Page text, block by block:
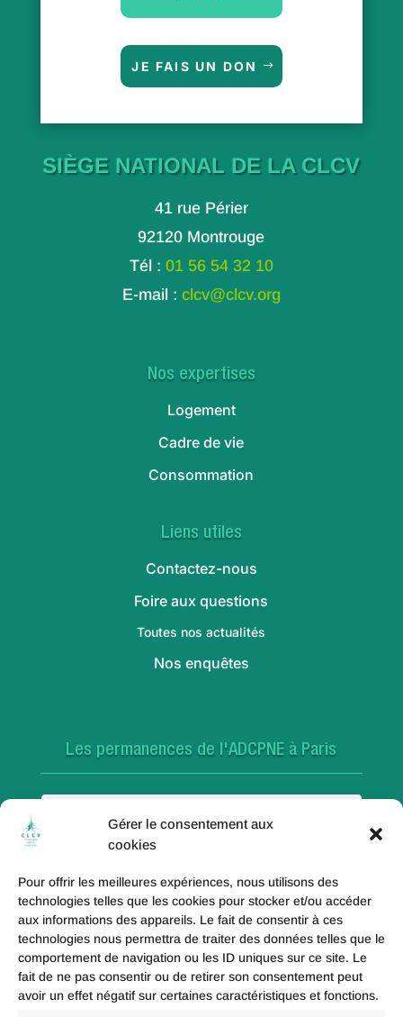
Gérer le consentement aux
cookies
Pour offrir les meilleures expériences, nous utilisons des
technologies telles que les cookies pour stocker et/ou accéder
aux informations des appareils. Le fait de consentir à ces
technologies nous permettra de traiter des données telles que le
comportement de navigation ou les ID uniques sur ce site. Le
fait de ne pas consentir ou de retirer son consentement peut
avoir un effet négatif sur certaines caractéristiques et fonctions.
JE FAIS UN DON
SIÈGE NATIONAL DE LA CLCV
41 rue Périer
92120 Montrouge
Tél : 01 56 54 32 10
E-mail : clcv@clcv.org
Nos expertises
Logement
Cadre de vie
Consommation
Liens utiles
Contactez-nous
Foire aux questions
Toutes nos actualités
Nos enquêtes
Les permanences de l'ADCPNE à Paris
Paris 18e
Paris 20e
Paris 19e